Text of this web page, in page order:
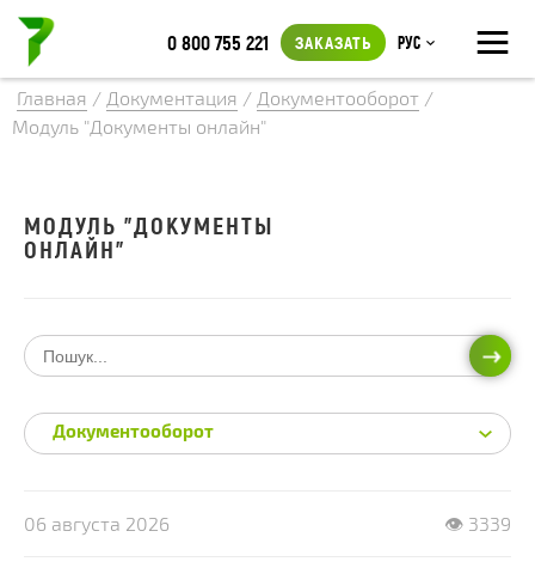
≡
0 800 755 221 ЗАКАЗАТЬ Рус
Главная / Документация / Документооборот /
Модуль "Документы онлайн"
06 августа 2026 👁 3339
МОДУЛЬ "ДОКУМЕНТЫ
ОНЛАЙН"
Документооборот